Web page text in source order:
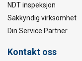
NDT inspeksjon
Sakkyndig virksomhet
Din Service Partner
Kontakt oss